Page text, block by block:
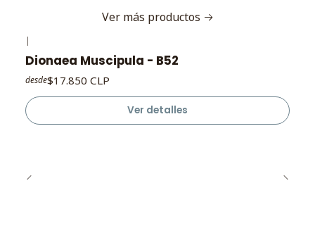
Ver más productos
Agotado
|
Dionaea Muscipula - B52
desde$17.850 CLP
Ver detalles